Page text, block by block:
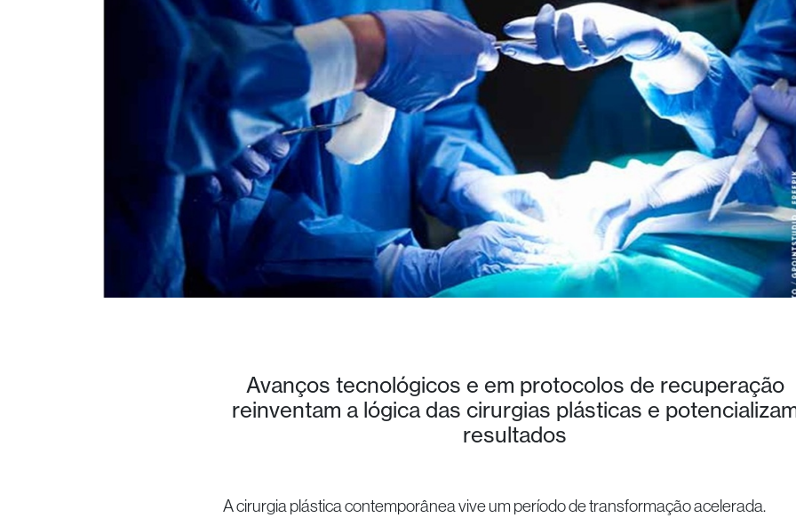
Avanços tecnológicos e em protocolos de recuperação
reinventam a lógica das cirurgias plásticas e
resultados
A cirurgia plástica contemporânea vive um período de transformação acelerada.